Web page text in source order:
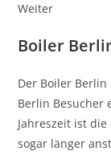
Weiter
Boiler
Der Boiler
Berlin Besucher
Jahreszeit ist
sogar länger